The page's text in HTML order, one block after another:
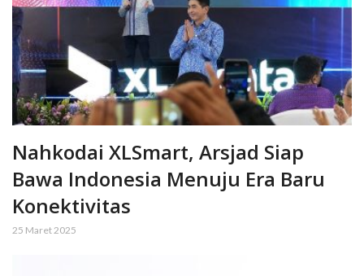
Nahkodai XLSmart, Arsjad Siap
Bawa Indonesia Menuju Era Baru
Konektivitas
25 Maret 2025